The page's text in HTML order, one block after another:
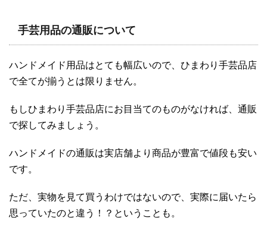
手芸用品の通販について
ハンドメイド用品はとても幅広いので、ひまわり手芸品店
で全てが揃うとは限りません。
もしひまわり手芸品店にお目当てのものがなければ、通販
で探してみましょう。
ハンドメイドの通販は実店舗より商品が豊富で値段も安い
です。
ただ、実物を見て買うわけではないので、実際に届いたら
思っていたのと違う！？ということも。